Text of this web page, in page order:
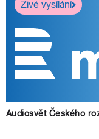
Živé vysílání
Audiosvět Českého